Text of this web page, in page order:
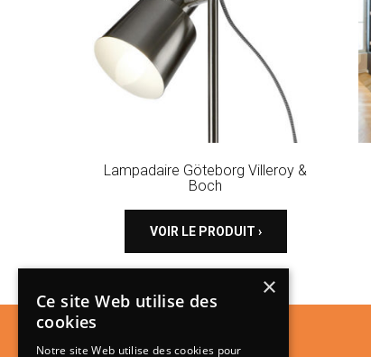
Lampadaire Göteborg Villeroy &
Boch
VOIR LE PRODUIT ›
×
Ce site Web utilise des
cookies
Notre site Web utilise des cookies pour